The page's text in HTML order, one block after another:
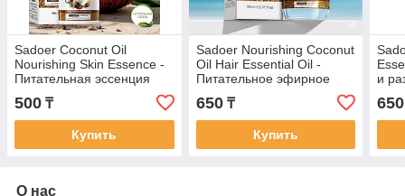
Sadoer Coconut Oil
Nourishing Skin Essence -
Питательная эссенция
для кожи с кокосовым
маслом 40мл
500 ₸
Купить
Sadoer Nourishing Coconut
Oil Hair Essential Oil -
Питательное эфирное
масло для ухода за
волосами с кокосовым
маслом 60 м
650₸
Купить
и
мл
650
О нас